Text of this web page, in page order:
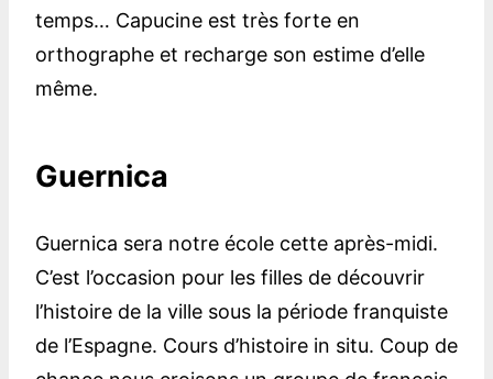
temps… Capucine est très forte en
orthographe et recharge son estime d’elle
même.
Guernica
Guernica sera notre école cette après-midi.
C’est l’occasion pour les filles de découvrir
l’histoire de la ville sous la période franquiste
de l’Espagne. Cours d’histoire in situ. Coup de